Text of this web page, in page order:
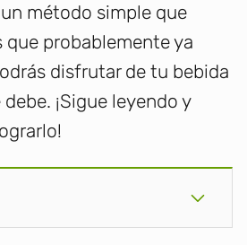
método simple que
probablemente ya
disfrutar de tu bebida
¡Sigue leyendo y